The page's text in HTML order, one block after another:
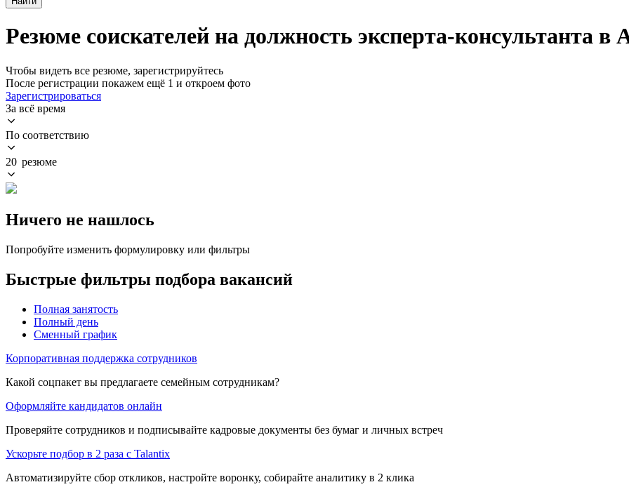
Резюме соискателей на должность эксперта-консультанта в
Чтобы видеть все резюме, зарегистрируйтесь
После регистрации покажем ещё 1 и откроем фото
Зарегистрироваться
За всё время
По соответствию
20 резюме
Ничего не нашлось
Попробуйте изменить формулировку или фильтры
Быстрые фильтры подбора вакансий
Полная занятость
Полный день
Сменный график
Корпоративная поддержка сотрудников
Какой соцпакет вы предлагаете семейным сотрудникам?
Оформляйте кандидатов онлайн
Проверяйте сотрудников и подписывайте кадровые документы без бумаг и личных встреч
Ускорьте подбор в 2 раза с Talantix
Автоматизируйте сбор откликов, настройте воронку, собирайте аналитику в 2 клика